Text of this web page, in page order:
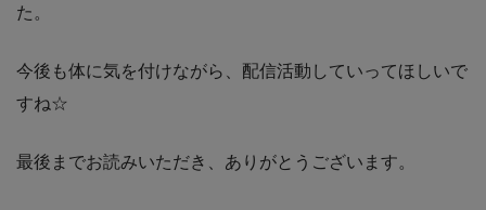
た。
今後も体に気を付けながら、配信活動していってほしいで
すね☆
最後までお読みいただき、ありがとうございます。